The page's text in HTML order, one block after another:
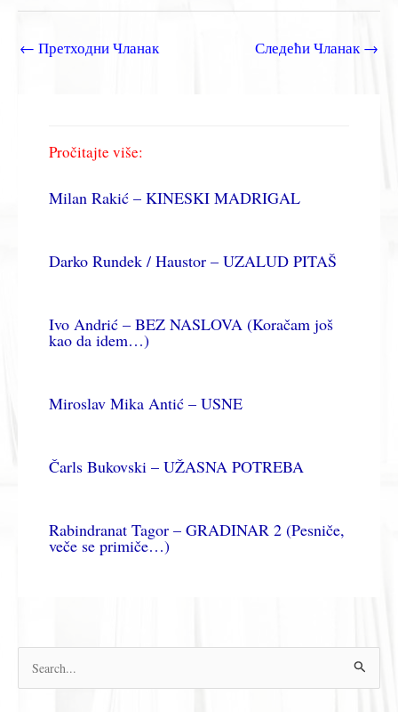
← Претходни Чланак Следећи Чланак→
Pročitajte više:
Milan Rakić – KINESKI MADRIGAL
Darko Rundek / Haustor – UZALUD PITAŠ
Ivo Andrić – BEZ NASLOVA (Koračam još
kao da idem…)
Miroslav Mika Antić – USNE
Čarls Bukovski – UŽASNA POTREBA
Rabindranat Tagor – GRADINAR 2 (Pesniče,
veče se primiče…)
р